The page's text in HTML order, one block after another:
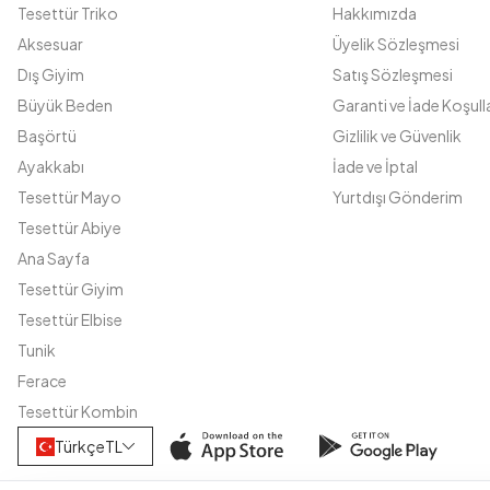
Tesettür Triko
Aksesuar
Dış Giyim
Büyük Beden
Başörtü
Ayakkabı
Tesettür Mayo
Tesettür Abiye
Ana Sayfa
Tesettür Giyim
Tesettür Elbise
Tunik
Ferace
Tesettür Kombin
Hakkımızda
Üyelik Sözleşmesi
Satış Sözleşmesi
Garanti ve İade
Gizlilik ve Güvenlik
İade ve İptal
Yurtdışı Gönderim
TürkçeTL